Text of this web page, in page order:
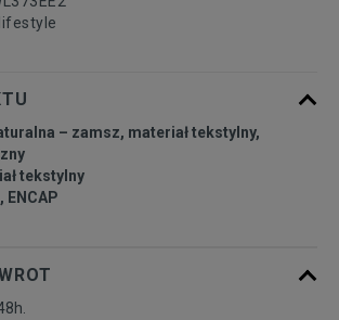
Powiadom o dostępności
– zamsz, materiał tekstylny,
tekstylny
ENCAP